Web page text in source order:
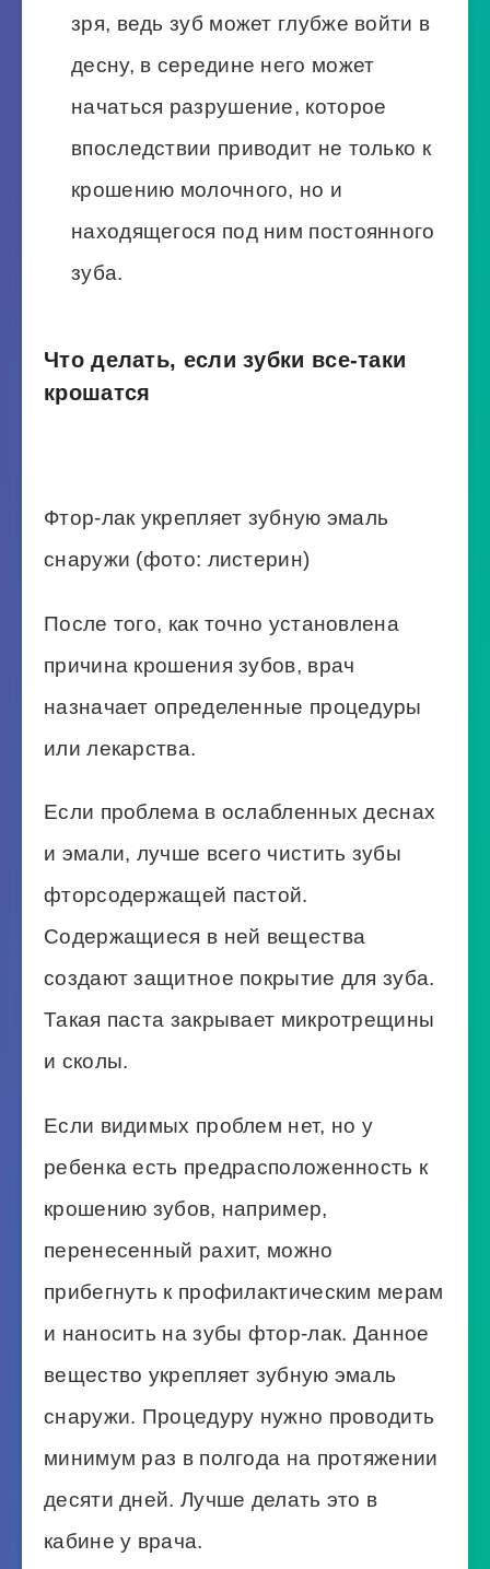
зря, ведь зуб может глубже войти в
десну, в середине него может
начаться разрушение, которое
впоследствии приводит не только к
крошению молочного, но и
находящегося под ним постоянного
зуба.
Что делать, если зубки все-таки
крошатся
Фтор-лак укрепляет зубную эмаль
снаружи (фото: листерин)
После того, как точно установлена
причина крошения зубов, врач
назначает определенные процедуры
или лекарства.
Если проблема в ослабленных деснах
и эмали, лучше всего чистить зубы
фторсодержащей пастой.
Содержащиеся в ней вещества
создают защитное покрытие для зуба.
Такая паста закрывает микротрещины
и сколы.
Если видимых проблем нет, но у
ребенка есть предрасположенность к
крошению зубов, например,
перенесенный рахит, можно
прибегнуть к профилактическим мерам
и наносить на зубы фтор-лак. Данное
вещество укрепляет зубную эмаль
снаружи. Процедуру нужно проводить
минимум раз в полгода на протяжении
десяти дней. Лучше делать это в
кабине у врача.